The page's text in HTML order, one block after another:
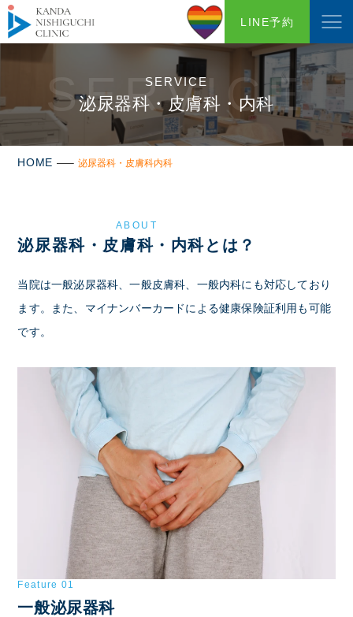
LINE予約
SERVICE
泌尿器科・皮膚科・内科
SERVICE
HOME 泌尿器科・皮膚科内科
ABOUT
泌尿器科・皮膚科・内科とは？
当院は一般泌尿器科、一般皮膚科、一般内科にも対応しており
ます。また、マイナンバーカードによる健康保険証利用も可能
です。
Feature 01
一般泌尿器科